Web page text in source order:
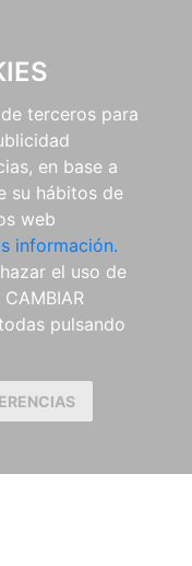
terceros para
en base a
su hábitos de
web
información.
el uso de
pulsando